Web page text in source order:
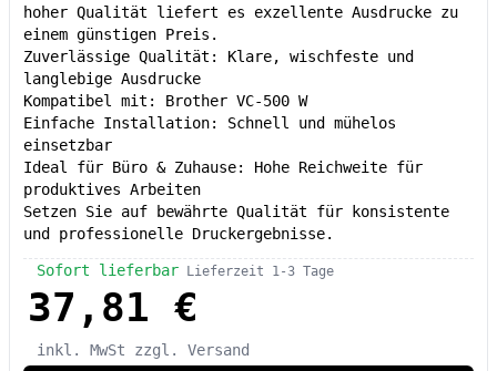
hoher Qualität liefert es exzellente Ausdrucke zu
einem günstigen Preis.
Zuverlässige Qualität: Klare, wischfeste und
langlebige Ausdrucke
Kompatibel mit: Brother VC-500 W
Einfache Installation: Schnell und mühelos
einsetzbar
Ideal für Büro & Zuhause: Hohe Reichweite für
produktives Arbeiten
Setzen Sie auf bewährte Qualität für konsistente
und professionelle Druckergebnisse.
Sofort lieferbar Lieferzeit 1-3 Tage
37,81 €
inkl. MwSt
zzgl. Versand